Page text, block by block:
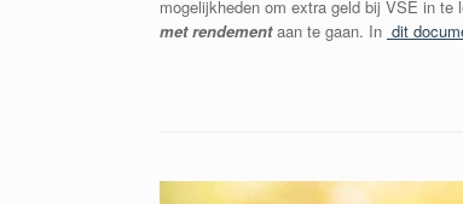
mogelijkheden om extra geld bij VSE in
met rendementaan te gaan. In dit